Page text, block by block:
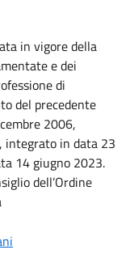
in vigore della
e dei
di
del precedente
2006,
integrato in data 23
14 giugno 2023.
dell’Ordine